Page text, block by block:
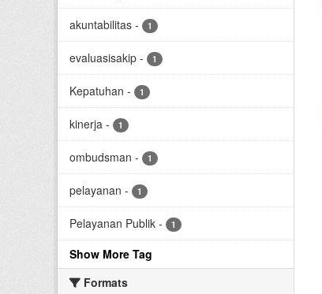
akuntabilitas - 1
evaluasisakip - 1
Kepatuhan - 1
kinerja - 1
ombudsman - 1
pelayanan - 1
Pelayanan Publik - 1
Show More Tag
Formats